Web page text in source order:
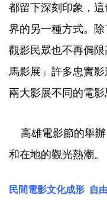
都留下深刻印象，
界的另一種方式。
觀影民眾也不再侷
馬影展」許多忠實
兩大影展不同的電影
高雄電影節的舉辦
和在地的觀光熱潮。
民間電影文化成形 自